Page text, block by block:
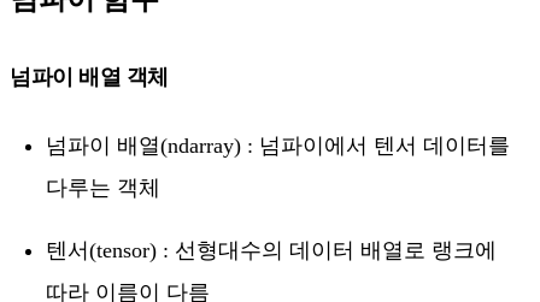
넘파이 배열 객체
넘파이 배열(ndarray) : 넘파이에서 텐서 데이터를
다루는 객체
텐서(tensor) : 선형대수의 데이터 배열로 랭크에
따라 이름이 다름